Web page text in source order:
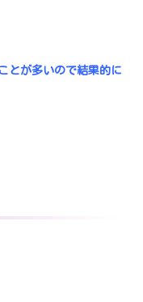
とが多いので結果的に